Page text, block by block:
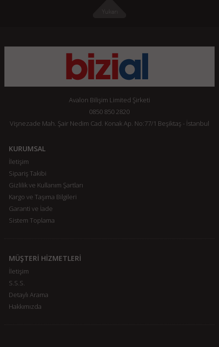
Avalon Bilişim Limited Şirketi
0850 850 2820
Vişnezade Mah. Şair Nedim Cad. Konak Ap. No:77/1 Beşiktaş - İstanbul
KURUMSAL
İletişim
Sipariş Takibi
Gizlilik ve Kullanım Şartları
Kargo ve Taşıma Bilgileri
Garanti ve İade
Sistem Toplama
MÜŞTERİ HİZMETLERİ
İletişim
S.S.S.
Detaylı Arama
Hakkımızda